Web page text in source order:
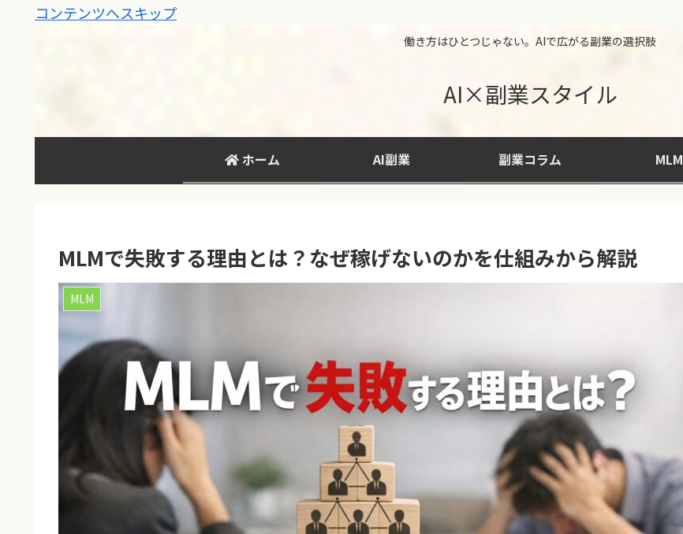
コンテンツへスキップ
働き方はひとつじゃない。AIで広がる副業の選択肢
AI×副業スタイル
ホーム AI副業 副業コラム MLM
MLMで失敗する理由とは？なぜ稼げないのかを仕組みから解説
MLM